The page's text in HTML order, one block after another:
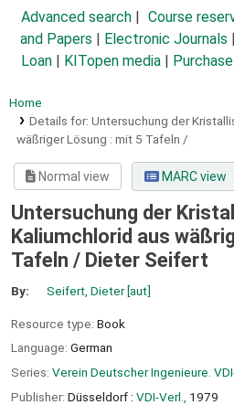
Advanced search Course
and Papers
Electronic Journals
Loan
KITopen media
Home
Details for: Untersuchung der
wäßriger Lösung : mit 5 Tafeln /
Normal view MARC view
Untersuchung der
Kaliumchlorid aus
Tafeln / Dieter Seifert
By: Seifert, Dieter[aut]
Resource type: Book
Language: German
Series: Verein Deutscher Ingenieure.
Publisher: Düsseldorf : VDI-Verl.,
1979